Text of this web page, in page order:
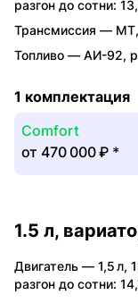
разгон до сотни:
Трансмиссия — MT,
Топливо — АИ-92,
1 комплектация
Comfort
от 470 000 ₽ *
1.5 л,
Двигатель — 1,5 л,
разгон до сотни: